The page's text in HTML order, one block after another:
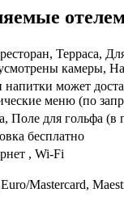
Терраса,
камеры, На
напитки может
меню (по
Поле для гольфа (в
бесплатно
, Wi-Fi
Mastercard,